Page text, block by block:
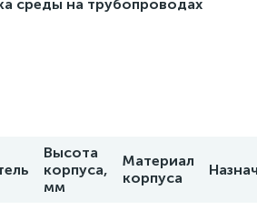
среды на трубопроводах
Высота
корпуса,
мм
Материал
корпуса